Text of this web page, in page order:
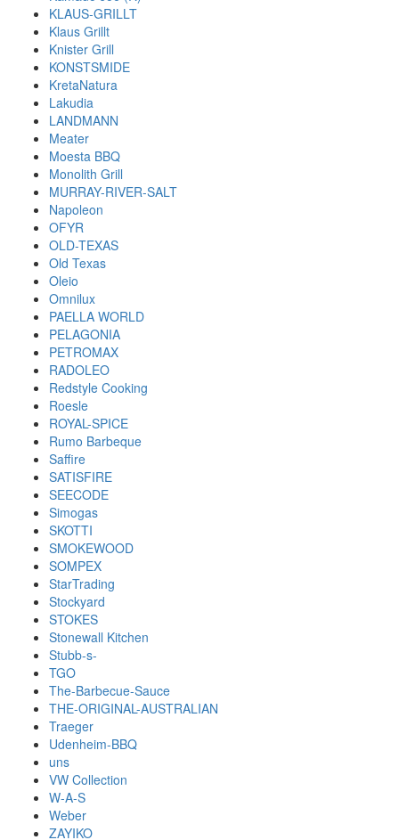
KLAUS-GRILLT
Klaus Grillt
Knister Grill
KONSTSMIDE
KretaNatura
Lakudia
LANDMANN
Meater
Moesta BBQ
Monolith Grill
MURRAY-RIVER-SALT
Napoleon
OFYR
OLD-TEXAS
Old Texas
Oleio
Omnilux
PAELLA WORLD
PELAGONIA
PETROMAX
RADOLEO
Redstyle Cooking
Roesle
ROYAL-SPICE
Rumo Barbeque
Saffire
SATISFIRE
SEECODE
Simogas
SKOTTI
SMOKEWOOD
SOMPEX
StarTrading
Stockyard
STOKES
Stonewall Kitchen
Stubb-s-
TGO
The-Barbecue-Sauce
THE-ORIGINAL-AUSTRALIAN
Traeger
Udenheim-BBQ
uns
VW Collection
W-A-S
Weber
ZAYIKO